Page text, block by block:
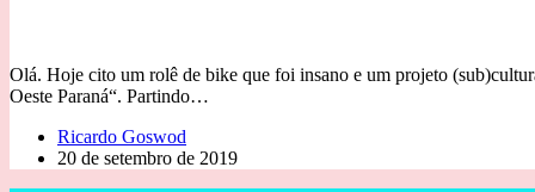
Olá. Hoje cito um rolê de bike que foi insano e um projeto
Oeste Paraná“. Partindo…
Ricardo Goswod
20 de setembro de 2019